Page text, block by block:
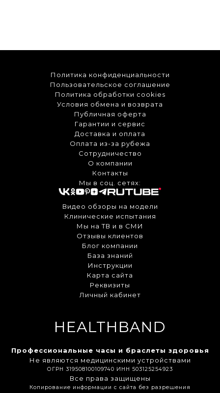
Политика конфиденциальности
Пользовательское соглашение
Политика обработки cookies
Условия обмена и возврата
Публичная оферта
Гарантии и сервис
Доставка и оплата
Оплата из-за рубежа
Сотрудничество
О компании
Контакты
Мы в соц. сетях:
HEALTHBAND
Профессиональные часы и браслеты здоровья
Не являются медицинскими устройствами
ОГРН 319508100109740 ИНН 503125254923
Все права защищены
Копирование информации с сайта без разрешения
Видео обзоры на модели
Клинические испытания
Мы на ТВ и в СМИ
Отзывы клиентов
Блог компании
База знаний
Инструкции
Карта сайта
Реквизиты
Личный кабинет